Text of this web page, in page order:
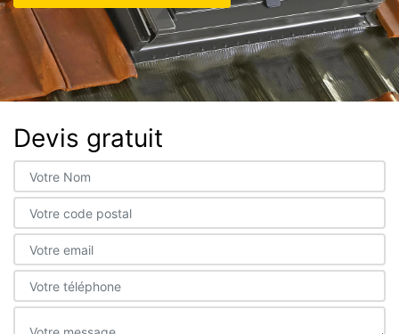
Devis gratuit